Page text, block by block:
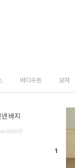
바디수트 모자
바지
원